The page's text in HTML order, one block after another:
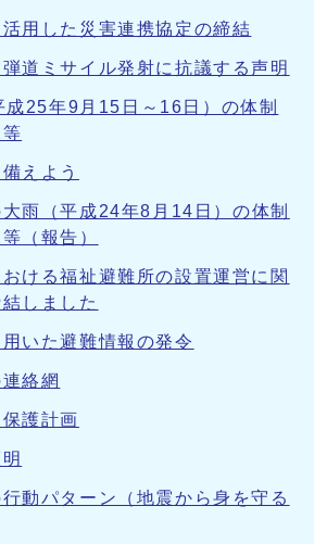
用した災害連携協定の締結
道ミサイル発射に抗議する声明
成25年9月15日～16日）の体制
えよう
雨（平成24年8月14日）の体制
（報告）
ける福祉避難所の設置運営に関
しました
いた避難情報の発令
絡網
護計画
動パターン（地震から身を守る